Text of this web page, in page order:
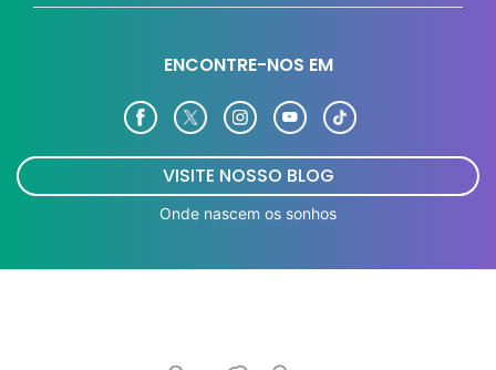
ENCONTRE-NOS EM
VISITE NOSSO BLOG
Onde nascem os sonhos